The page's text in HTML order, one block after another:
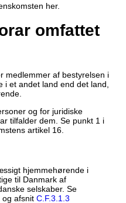
her.
omfattet
medlemmer af bestyrelsen i
et andet land end det land,
og for juridiske
tilfalder dem. Se punkt 1 i
artikel 16.
hjemmehørende i
til Danmark af
selskaber. Se
og afsnit C.F.3.1.3